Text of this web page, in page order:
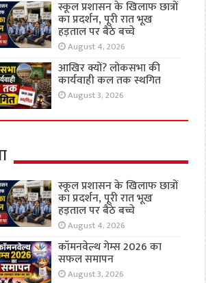
स्कूल प्रशासन के खिलाफ छात्रों
का प्रदर्शन, पूरी रात भूख
हड़ताल पर बैठे बच्चे
August 4, 2026
आखिर क्यों? लोकसभा की
कार्यवाही कल तक स्थगित
August 3, 2026
स्कूल प्रशासन के खिलाफ छात्रों
का प्रदर्शन, पूरी रात भूख
हड़ताल पर बैठे बच्चे
August 4, 2026
कॉमनवेल्थ गेम्स 2026 का
सफल समापन
August 3, 2026